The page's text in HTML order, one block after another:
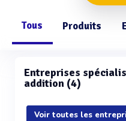
Tous Produits
Entreprises
addition (4)
Voir toutes les